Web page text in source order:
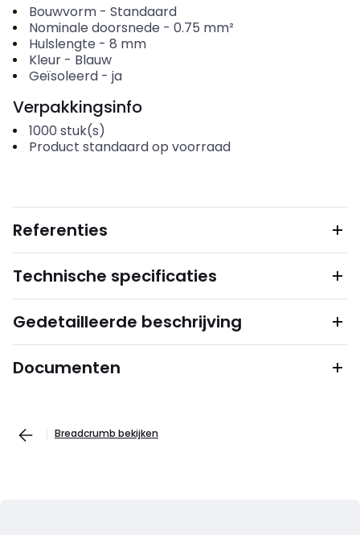
Bouwvorm- Standaard
Nominale doorsnede - 0.75 mm²
Hulslengte - 8 mm
Kleur- Blauw
Geïsoleerd- ja
Verpakkingsinfo
1000 stuk(s)
Product standaard op voorraad
Referenties
Technische specificaties
Gedetailleerde beschrijving
Documenten
Breadcrumb bekijken